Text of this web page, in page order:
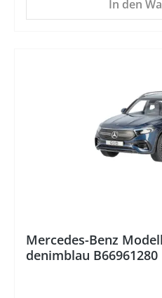
In den
Mercedes-Benz
denimblau B66961280